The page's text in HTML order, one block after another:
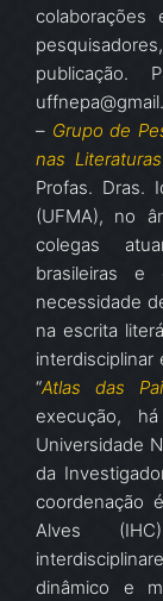
publicação.
– Grupo de
nas
Profas. Dras.
(UFMA), no
colegas
brasileiras e
necessidade
na escrita
“Atlas das
execução,
Universidade
da
coordenação
Alves
dinâmico e